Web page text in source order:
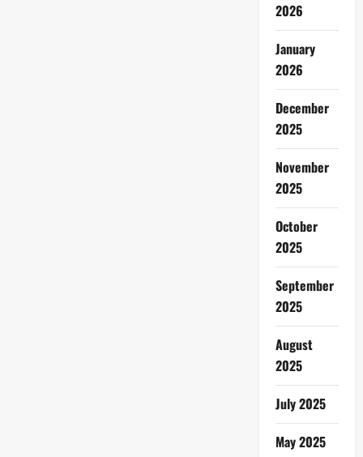
2026
January
2026
December
2025
November
2025
October
2025
September
2025
August
2025
July 2025
May 2025